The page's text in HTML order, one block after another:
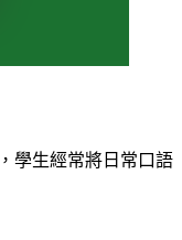
學生經常將日常口語